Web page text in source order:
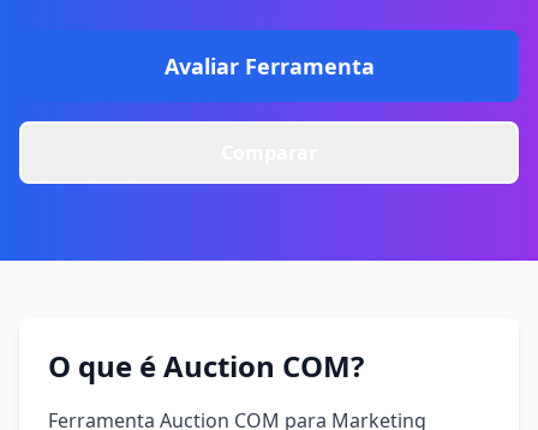
Avaliar Ferramenta
O que é Auction COM?
Ferramenta Auction COM para Marketing